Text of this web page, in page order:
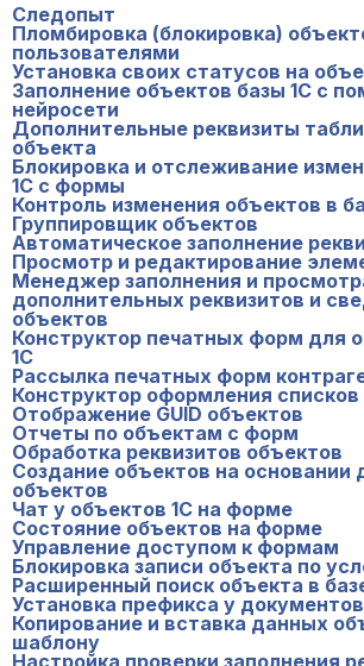
Следопыт
Пломбировка (блокировка)
пользователями
Установка своих статусов на
Заполнение объектов базы 1С с
нейросети
Дополнительные реквизиты
объекта
Блокировка и отслеживание
1С с формы
Контроль изменения объектов в
Группировщик объектов
Автоматическое заполнение
Просмотр и редактирование
Менеджер заполнения и
дополнительных реквизитов и
объектов
Конструктор печатных форм для
1С
Рассылка печатных форм
Конструктор оформления
Отображение GUID объектов
Отчеты по объектам с форм
Обработка реквизитов объектов
Создание объектов на основании
объектов
Чат у объектов 1С на форме
Состояние объектов на форме
Управление доступом к формам
Блокировка записи объекта по
Расширенный поиск объекта в
Установка префикса у
Копирование и вставка данных
шаблону
Настройка проверки заполнения